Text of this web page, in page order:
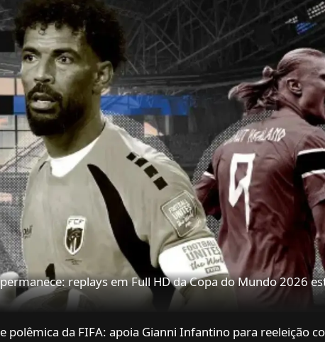
replays em Full HD da Copa do Mundo 2026
polêmica da FIFA: apoia Gianni Infantino para reeleição